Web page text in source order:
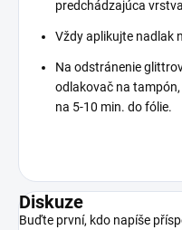
predchádzajúca
Vždy aplikujte nadlak
Na odstránenie
odlakovač na
na 5-10 min. do fólie.
Diskuze
Buďte první, kdo napíše